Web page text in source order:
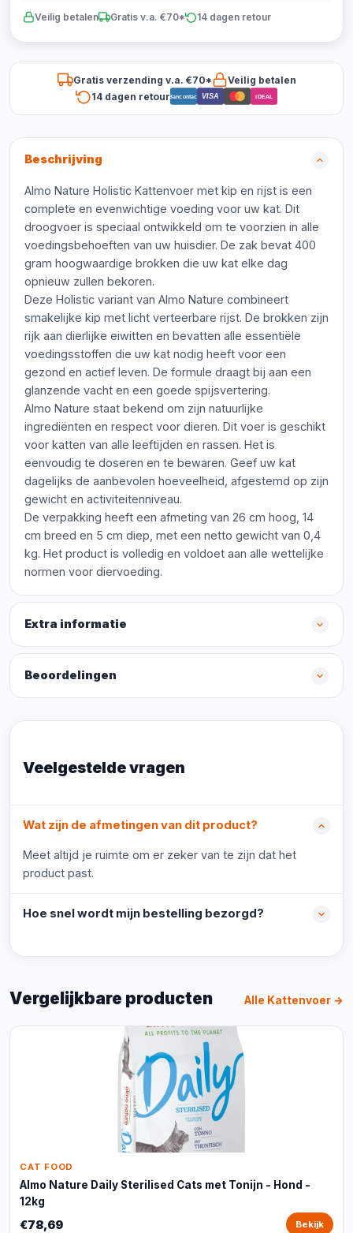
Veilig betalen Gratis v.a. €70* 14 dagen retour
Gratis verzending v.a. €70*
Veilig betalen
14 dagen retourBancontact VISA iDEAL
Beschrijving
Almo Nature Holistic Kattenvoer met kip en rijst is een
complete en evenwichtige voeding voor uw kat. Dit
droogvoer is speciaal ontwikkeld om te voorzien in alle
voedingsbehoeften van uw huisdier. De zak bevat 400
gram hoogwaardige brokken die uw kat elke dag
opnieuw zullen bekoren.
Deze Holistic variant van Almo Nature combineert
smakelijke kip met licht verteerbare rijst. De brokken zijn
rijk aan dierlijke eiwitten en bevatten alle essentiële
voedingsstoffen die uw kat nodig heeft voor een
gezond en actief leven. De formule draagt bij aan een
glanzende vacht en een goede spijsvertering.
Almo Nature staat bekend om zijn natuurlijke
ingrediënten en respect voor dieren. Dit voer is geschikt
voor katten van alle leeftijden en rassen. Het is
eenvoudig te doseren en te bewaren. Geef uw kat
dagelijks de aanbevolen hoeveelheid, afgestemd op zijn
gewicht en activiteitenniveau.
De verpakking heeft een afmeting van 26 cm hoog, 14
cm breed en 5 cm diep, met een netto gewicht van 0,4
kg. Het product is volledig en voldoet aan alle wettelijke
normen voor diervoeding.
Extra informatie
Beoordelingen
Veelgestelde vragen
Wat zijn de afmetingen van dit product?
Meet altijd je ruimte om er zeker van te zijn dat het
product past.
Hoe snel wordt mijn bestelling bezorgd?
Vergelijkbare producten Alle Kattenvoer →
CAT FOOD
Almo Nature Daily Sterilised Cats met Tonijn - Hond -
12kg
€78,69 Bekijk